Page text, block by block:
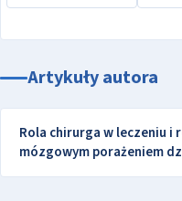
Artykuły autora
Rola chirurga w leczeniu i
mózgowym porażeniem